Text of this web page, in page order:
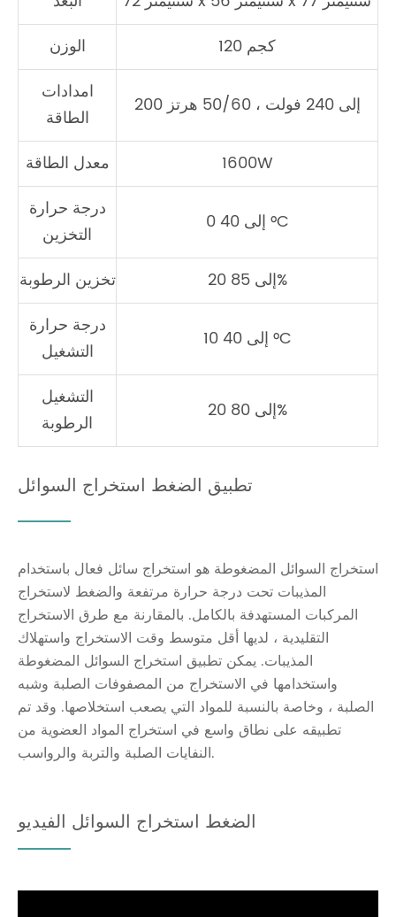
الوزن
120 كجم
امدادات
الطاقة
200 إلى 240 فولت ، 50/60 هرتز
معدل الطاقة
1600W
درجة حرارة
التخزين
0 إلى 40 °C
تخزين الرطوبة
20 إلى 85%
درجة حرارة
التشغيل
10 إلى 40 °C
التشغيل
الرطوبة
20 إلى 80%
تطبيق الضغط استخراج السوائل
استخراج السوائل المضغوطة هو استخراج سائل فعال باستخدام
المذيبات تحت درجة حرارة مرتفعة والضغط لاستخراج
المركبات المستهدفة بالكامل. بالمقارنة مع طرق الاستخراج
التقليدية ، لديها أقل متوسط وقت الاستخراج واستهلاك
المذيبات. يمكن تطبيق استخراج السوائل المضغوطة
واستخدامها في الاستخراج من المصفوفات الصلبة وشبه
الصلبة ، وخاصة بالنسبة للمواد التي يصعب استخلاصها. وقد تم
تطبيقه على نطاق واسع في استخراج المواد العضوية من
النفايات الصلبة والتربة والرواسب.
الضغط استخراج السوائل الفيديو